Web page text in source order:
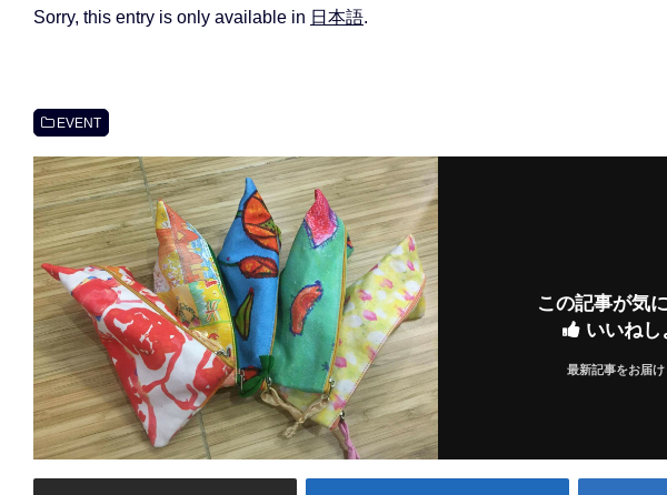
Sorry, this entry is only available in 日本語.
EVENT
この記事が気
いいねし
最新記事をお届け